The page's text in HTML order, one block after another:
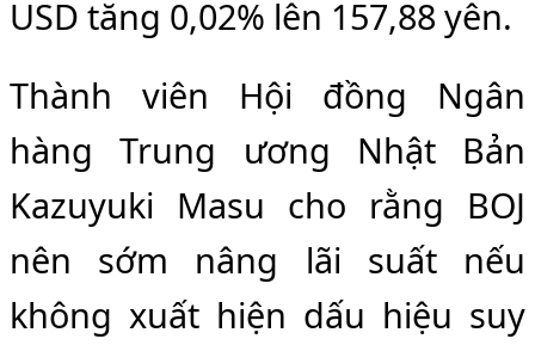
USD tăng 0,02% lên 157,88 yên.
Thành viên Hội đồng Ngân
hàng Trung ương Nhật Bản
Kazuyuki Masu cho rằng BOJ
nên sớm nâng lãi suất nếu
không xuất hiện dấu hiệu suy